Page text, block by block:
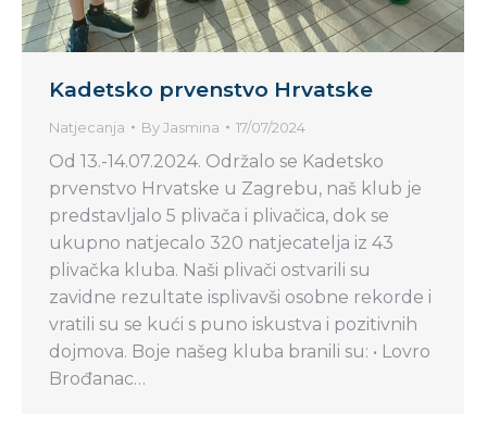
Kadetsko prvenstvo Hrvatske
Natjecanja ByJasmina 17/07/2024
Od 13.-14.07.2024. Održalo se Kadetsko
prvenstvo Hrvatske u Zagrebu, naš klub je
predstavljalo 5 plivača i plivačica, dok se
ukupno natjecalo 320 natjecatelja iz 43
plivačka kluba. Naši plivači ostvarili su
zavidne rezultate isplivavši osobne rekorde i
vratili su se kući s puno iskustva i pozitivnih
dojmova. Boje našeg kluba branili su: • Lovro
Brođanac…